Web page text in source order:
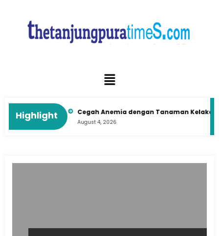
Highlight
di Era Digital Cegah Anemia dengan Tanaman Kelakai:
August 4, 2026